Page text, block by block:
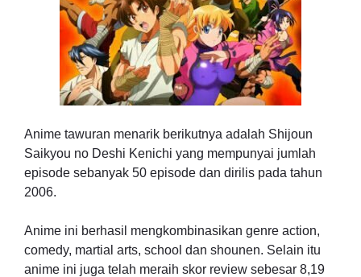
Anime tawuran menarik berikutnya adalah Shijoun
Saikyou no Deshi Kenichi yang mempunyai jumlah
episode sebanyak 50 episode dan dirilis pada tahun
2006.
Anime ini berhasil mengkombinasikan genre action,
comedy, martial arts, school dan shounen. Selain itu
anime ini juga telah meraih skor review sebesar 8,19